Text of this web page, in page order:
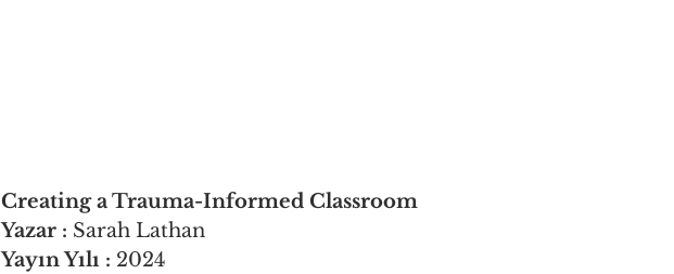
Creating a Trauma-Informed Classroom
Yazar : Sarah Lathan
Yayın Yılı : 2024